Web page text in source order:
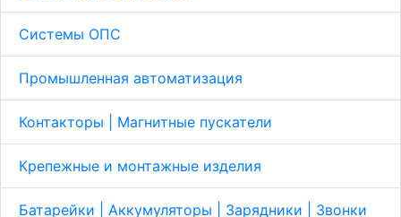
Системы ОПС
Промышленная автоматизация
Контакторы | Магнитные пускатели
Крепежные и монтажные изделия
Батарейки | Аккумуляторы | Зарядники | Звонки